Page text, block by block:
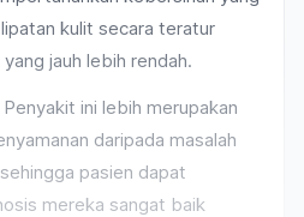
kulit secara teratur
jauh lebih rendah.
Penyakit ini lebih merupakan
daripada masalah
pasien dapat
mereka sangat baik